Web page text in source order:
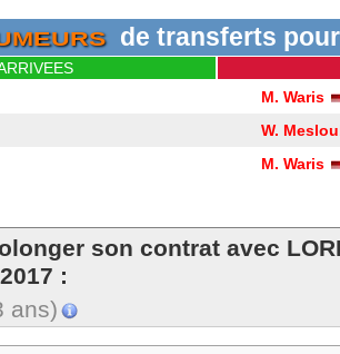
de transferts
M. Waris
W.
M. Waris
son contrat avec
:
ans)